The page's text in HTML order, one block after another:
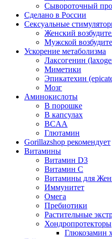
Сывороточный
Сделано в России
Сексуальные
Женский
Мужской
Ускорение метаболизма
Лаксогенин
Миметики
Эпикатехин
Мозг
Аминокислоты
В порошке
В капсулах
BCAA
Глютамин
Gorillazshop рекомендует
Витамины
Витамин D3
Витамин С
Витамины для
Иммунитет
Омега
Пребиотики
Растительные
Хондропротекторы
Глюкозамин